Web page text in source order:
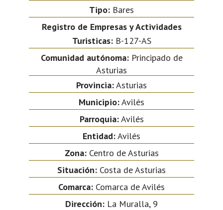
Tipo: Bares
Registro de Empresas y Actividades
Turisticas:B-127-AS
Comunidad autónoma:Principado de
Asturias
Provincia:Asturias
Municipio:Avilés
Parroquia:Avilés
Entidad:Avilés
Zona:Centro de Asturias
Situación: Costa de Asturias
Comarca: Comarca de Avilés
Dirección: La Muralla, 9